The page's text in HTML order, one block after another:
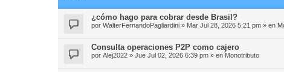
¿cómo hago para cobrar desde Brasil?
por WalterFernandoPagliardini » Mar Jul 28, 2026 5:21 pm » en
Consulta operaciones P2P como cajero
por Alej2022 » Jue Jul 02, 2026 6:39 pm » en Monotributo